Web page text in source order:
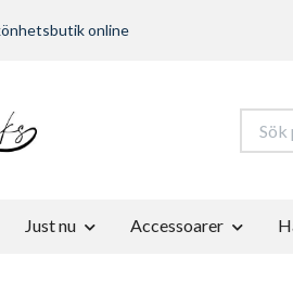
online
Just nu Accessoarer